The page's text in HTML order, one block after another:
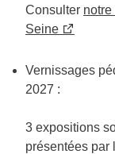
Consulter
Seine
Vernissages
2027 :
3 expositions
présentées par